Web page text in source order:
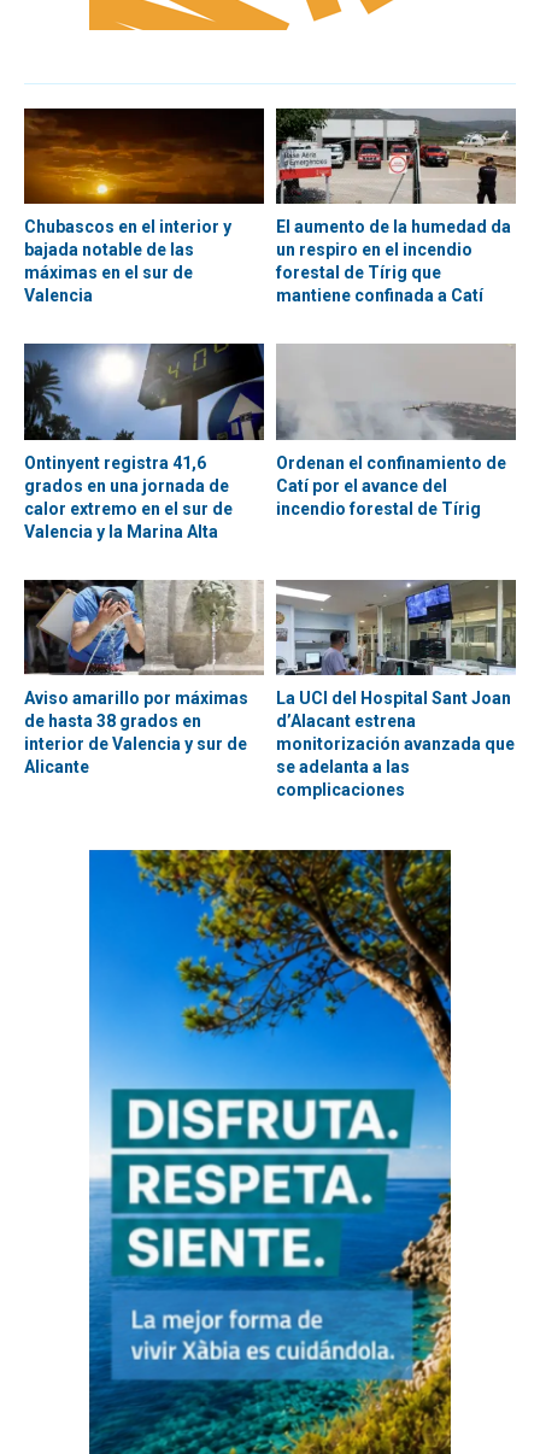
Chubascos en el interior y
bajada notable de las
máximas en el sur de
Valencia
El aumento de la humedad da
un respiro en el incendio
forestal de Tírig que
mantiene confinada a Catí
Ontinyent registra 41,6
grados en una jornada de
calor extremo en el sur de
Valencia y la Marina Alta
Ordenan el confinamiento de
Catí por el avance del
incendio forestal de Tírig
Aviso amarillo por máximas
de hasta 38 grados en
interior de Valencia y sur de
Alicante
La UCI del Hospital Sant Joan
d’Alacant estrena
monitorización avanzada que
se adelanta a las
complicaciones